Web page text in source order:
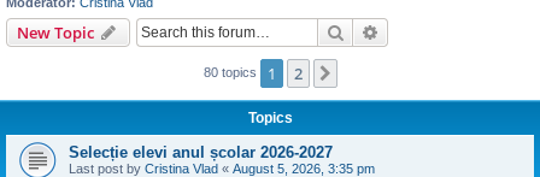
New Topic Search
80 topics 1 2
Topics
Selecție elevi anul școlar 2026-2027
Last post by Cristina Vlad « August 5, 2026, 3:35 pm